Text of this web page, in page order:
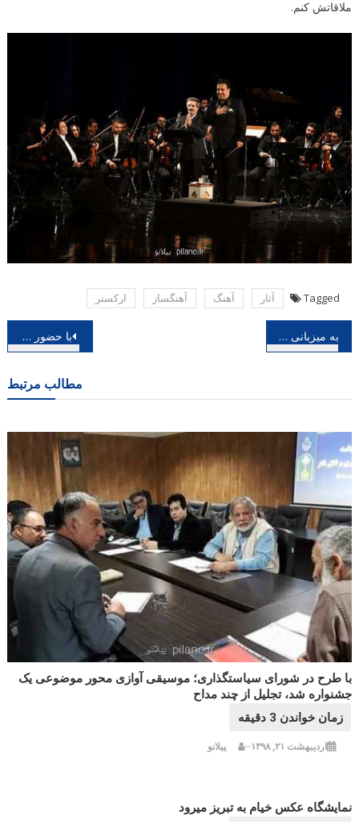
ملاقاتش کنم.
Tagged آثار آهنگ آهنگساز اركستر
راهبری
با حضور بیش از ۲۰۰ هنرمند؛ سندلی هنرمند در خانه هنرمندان ایران افتتاح می گردد به میزبانی موزه ملی انقلاب اسلامی و دفاع مقدس؛ برگزیدگان جشنواره های ترنم فتح و ترنم حماسه عرضه شدند
مطالب مرتبط
با طرح در شورای سیاستگذاری؛ موسیقی آوازی محور موضوعی یک
جشنواره شد، تجلیل از چند مداح
اردیبهشت ۲۱, ۱۳۹۸ پیلانو
نمایشگاه عکس خیام به تبریز می‎رود